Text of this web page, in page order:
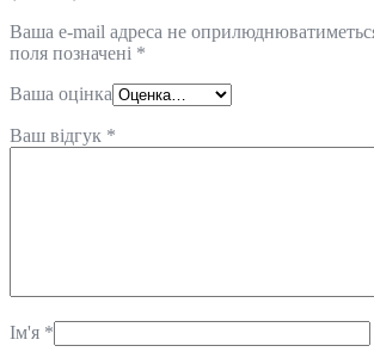
Ваша e-mail адреса не
поля позначені *
Ваша оцінка
Ваш відгук *
Ім'я *